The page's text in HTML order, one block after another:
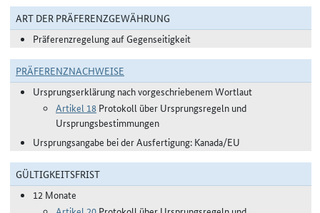
ART DER PRÄFERENZGEWÄHRUNG
Präferenzregelung auf Gegenseitigkeit
PRÄFERENZNACHWEISE
Ursprungserklärung nach vorgeschriebenem Wortlaut
Artikel 18 Protokoll über Ursprungsregeln und
Ursprungsbestimmungen
Ursprungsangabe bei der Ausfertigung: Kanada/EU
GÜLTIGKEITSFRIST
12 Monate